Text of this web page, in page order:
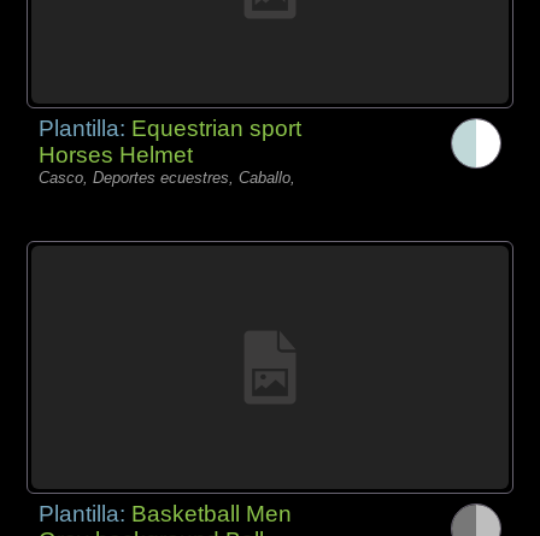
Plantilla: Equestrian sport
Horses Helmet
Casco, Deportes ecuestres, Caballo,
Plantilla: Basketball Men